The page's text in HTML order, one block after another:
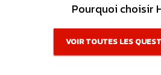
Pourquoi choisir
VOIR TOUTES LES